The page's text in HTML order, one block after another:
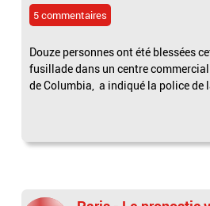
5 commentaires
Douze personnes ont été blessées
fusillade dans un centre
de Columbia, a indiqué la police de